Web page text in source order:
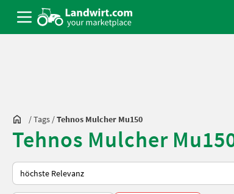
/Tags /Tehnos Mulcher Mu150
Tehnos Mulcher
So wird auf Landwirt.com sortiert